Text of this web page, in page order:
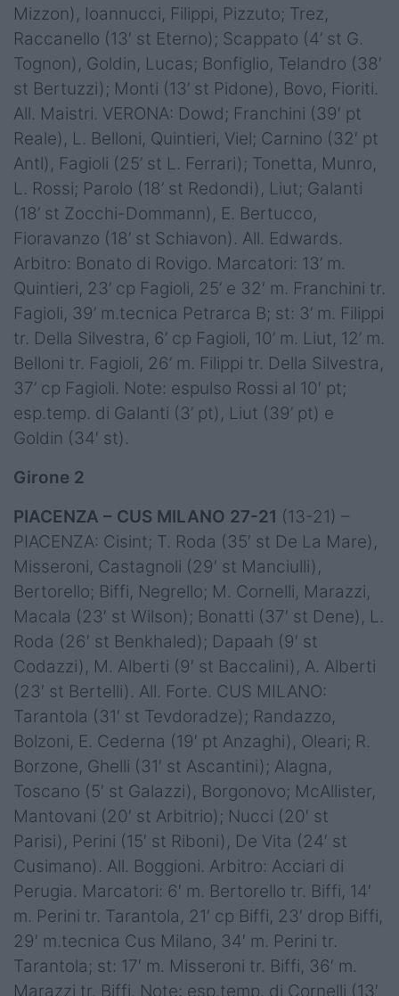
Mizzon), Ioannucci, Filippi, Pizzuto; Trez,
Raccanello (13′ st Eterno); Scappato (4’ st G.
Tognon), Goldin, Lucas; Bonfiglio, Telandro (38′
st Bertuzzi); Monti (13’ st Pidone), Bovo, Fioriti.
All. Maistri. VERONA: Dowd; Franchini (39′ pt
Reale), L. Belloni, Quintieri, Viel; Carnino (32′ pt
Antl), Fagioli (25’ st L. Ferrari); Tonetta, Munro,
L. Rossi; Parolo (18’ st Redondi), Liut; Galanti
(18’ st Zocchi-Dommann), E. Bertucco,
Fioravanzo (18’ st Schiavon). All. Edwards.
Arbitro: Bonato di Rovigo. Marcatori: 13’ m.
Quintieri, 23’ cp Fagioli, 25’ e 32′ m. Franchini tr.
Fagioli, 39’ m.tecnica Petrarca B; st: 3’ m. Filippi
tr. Della Silvestra, 6’ cp Fagioli, 10’ m. Liut, 12’ m.
Belloni tr. Fagioli, 26’ m. Filippi tr. Della Silvestra,
37’ cp Fagioli. Note: espulso Rossi al 10′ pt;
esp.temp. di Galanti (3’ pt), Liut (39’ pt) e
Goldin (34′ st).
Girone 2
PIACENZA – CUS MILANO 27-21 (13-21) –
PIACENZA: Cisint; T. Roda (35′ st De La Mare),
Misseroni, Castagnoli (29′ st Manciulli),
Bertorello; Biffi, Negrello; M. Cornelli, Marazzi,
Macala (23′ st Wilson); Bonatti (37′ st Dene), L.
Roda (26′ st Benkhaled); Dapaah (9′ st
Codazzi), M. Alberti (9′ st Baccalini), A. Alberti
(23′ st Bertelli). All. Forte. CUS MILANO:
Tarantola (31′ st Tevdoradze); Randazzo,
Bolzoni, E. Cederna (19′ pt Anzaghi), Oleari; R.
Borzone, Ghelli (31′ st Ascantini); Alagna,
Toscano (5′ st Galazzi), Borgonovo; McAllister,
Mantovani (20′ st Arbitrio); Nucci (20′ st
Parisi), Perini (15′ st Riboni), De Vita (24′ st
Cusimano). All. Boggioni. Arbitro: Acciari di
Perugia. Marcatori: 6′ m. Bertorello tr. Biffi, 14′
m. Perini tr. Tarantola, 21′ cp Biffi, 23′ drop Biffi,
29′ m.tecnica Cus Milano, 34′ m. Perini tr.
Tarantola; st: 17′ m. Misseroni tr. Biffi, 36′ m.
Marazzi tr. Biffi. Note: esp.temp. di Cornelli (13′